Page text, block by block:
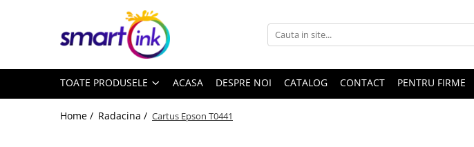
Toate Produsele
Pentru firme
TOATE PRODUSELE ACASA DESPRE NOI CATALOG CONTACT PENTRU FIRME
Home / Radacina / Cartus Epson T0441